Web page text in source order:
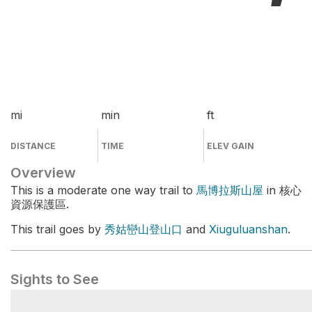
mi
DISTANCE
min
TIME
ft
ELEV GAIN
Overview
This is a moderate one way trail to 馬博拉斯山屋 in 核心
資源保護區.
This trail goes by 秀姑巒山登山口 and Xiuguluanshan.
Sights to See